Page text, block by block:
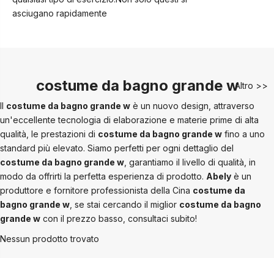
asciugano rapidamente
costume da bagno grande wAltro >>
Il costume da bagno grande w è un nuovo design, attraverso
un'eccellente tecnologia di elaborazione e materie prime di alta
qualità, le prestazioni di costume da bagno grande w fino a uno
standard più elevato. Siamo perfetti per ogni dettaglio del
costume da bagno grande w , garantiamo il livello di qualità, in
modo da offrirti la perfetta esperienza di prodotto. Abely è un
produttore e fornitore professionista della Cina costume da
bagno grande w , se stai cercando il miglior costume da bagno
grande w con il prezzo basso, consultaci subito!
Nessun prodotto trovato